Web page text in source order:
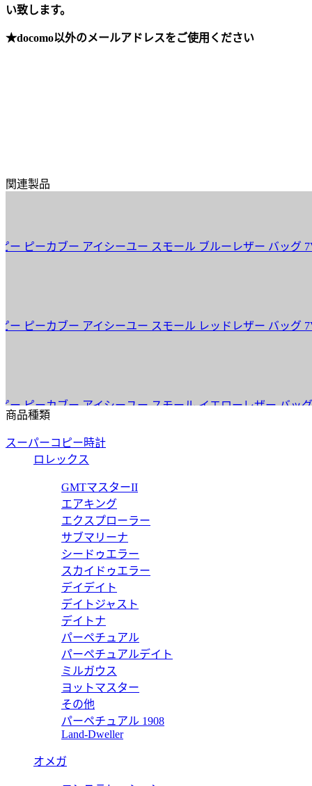
い致します。
★docomo以外のメールアドレスをご使用ください
関連製品
ーカブー アイシーユー スモール ブルーレザー バッグ
ーカブー アイシーユー スモール レッドレザー バッグ
ーカブー アイシーユー スモール イエローレザー バッグ
ーカブー アイシーユー ミディアム イエローレザー バッグ
ョッパー FFジャカードファブリック バッグ
ンショルダー トラベルバックパック FFジャカードファブ
ンショルダー トラベルバックパック イエローレザー バッ
商品種類
スーパーコピー時計
ロレックス
GMTマスターII
エアキング
エクスプローラー
サブマリーナ
シードゥエラー
スカイドゥエラー
デイデイト
デイトジャスト
デイトナ
パーペチュアル
パーペチュアルデイト
ミルガウス
ヨットマスター
その他
パーペチュアル 1908
Land-Dweller
オメガ